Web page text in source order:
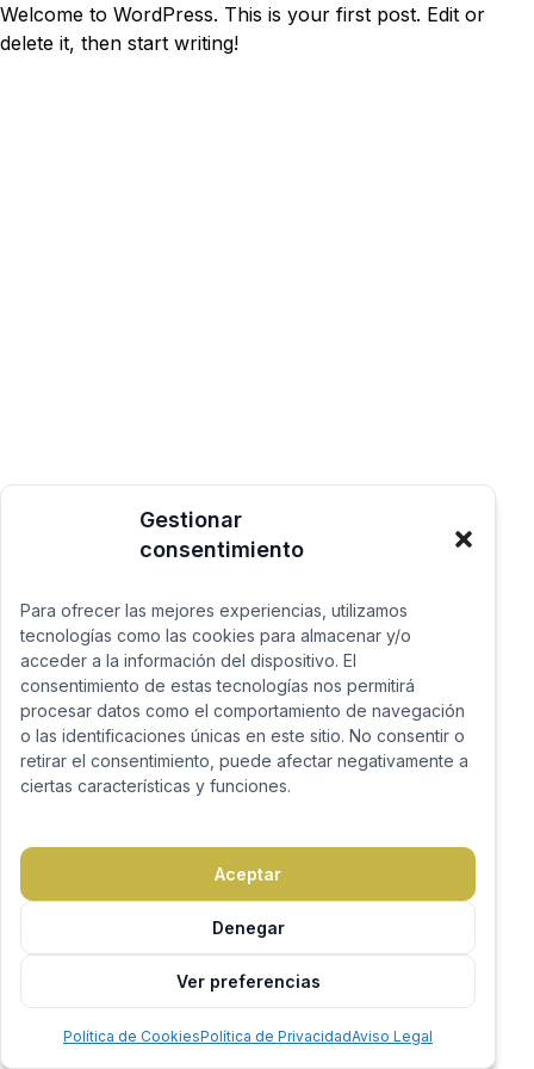
Gestionar
consentimiento
Para ofrecer las mejores experiencias, utilizamos
tecnologías como las cookies para almacenar y/o
acceder a la información del dispositivo. El
consentimiento de estas tecnologías nos permitirá
procesar datos como el comportamiento de navegación
o las identificaciones únicas en este sitio. No consentir o
retirar el consentimiento, puede afectar negativamente a
ciertas características y funciones.
Aceptar
Denegar
Ver preferencias
Política de CookiesPolítica de PrivacidadAviso Legal
Welcome to WordPress. This is your first post. Edit or
delete it, then start writing!